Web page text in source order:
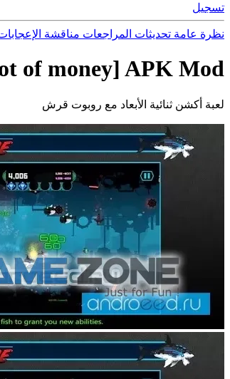
تسجيل
نظرة عامة تحديثات المراجعات مناقشة
of money] APK Mod
لعبة أكشن ثنائية الأبعاد مع روبوت قرش